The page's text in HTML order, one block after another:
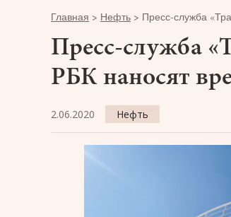
Главная > Нефть > Пресс-служба
Пресс-служба
РБК наносят
2.06.2020 Нефть